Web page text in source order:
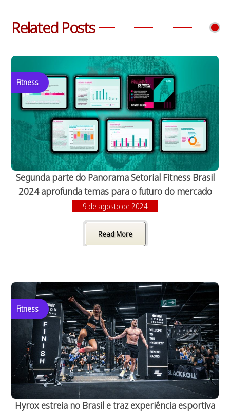
Related Posts
Fitness
Segunda parte do Panorama Setorial Fitness Brasil
2024 aprofunda temas para o futuro do mercado
9 de agosto de 2024
Read More
Fitness
Hyrox estreia no Brasil e traz experiência esportiva